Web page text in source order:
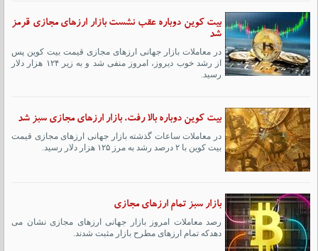
بیت کوین دوباره عقب نشست بازار ارزهای مجازی قرمز
شد
در معاملات بازار جهانی ارزهای مجازی قیمت بیت کوین پس
از رشد خوب دیروز، امروز منفی شد و به زیر ۱۲۴ هزار دلار
رسید.
بیت کوین دوباره بالا رفت، بازار ارزهای مجازی سبز شد
در معاملات ساعات گذشته بازار جهانی ارزهای مجازی قیمت
بیت کوین با ۲ درصد رشد به مرز ۱۲۵ هزار دلار رسید.
بازار سبز تمام ارزهای مجازی
رصد معاملات امروز بازار جهانی ارزهای مجازی نشان می
دهدکه تمام ارزهای مطرح بازار مثبت شدند.